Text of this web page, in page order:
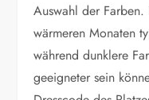
Auswahl der
wärmeren Monaten
während dunklere
geeigneter sein